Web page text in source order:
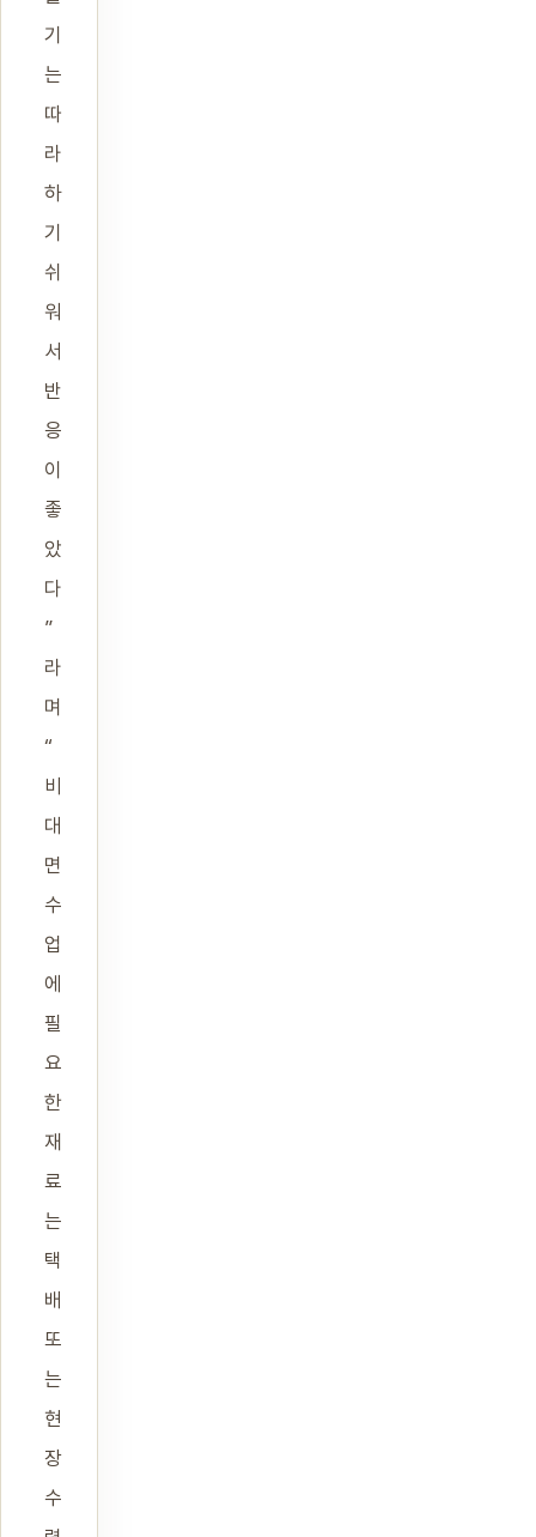
기
는
따
라
하
기
쉬
워
서
반
응
이
좋
았
다
”
라
며
“
비
대
면
수
업
에
필
요
한
재
료
는
택
배
또
는
현
장
수